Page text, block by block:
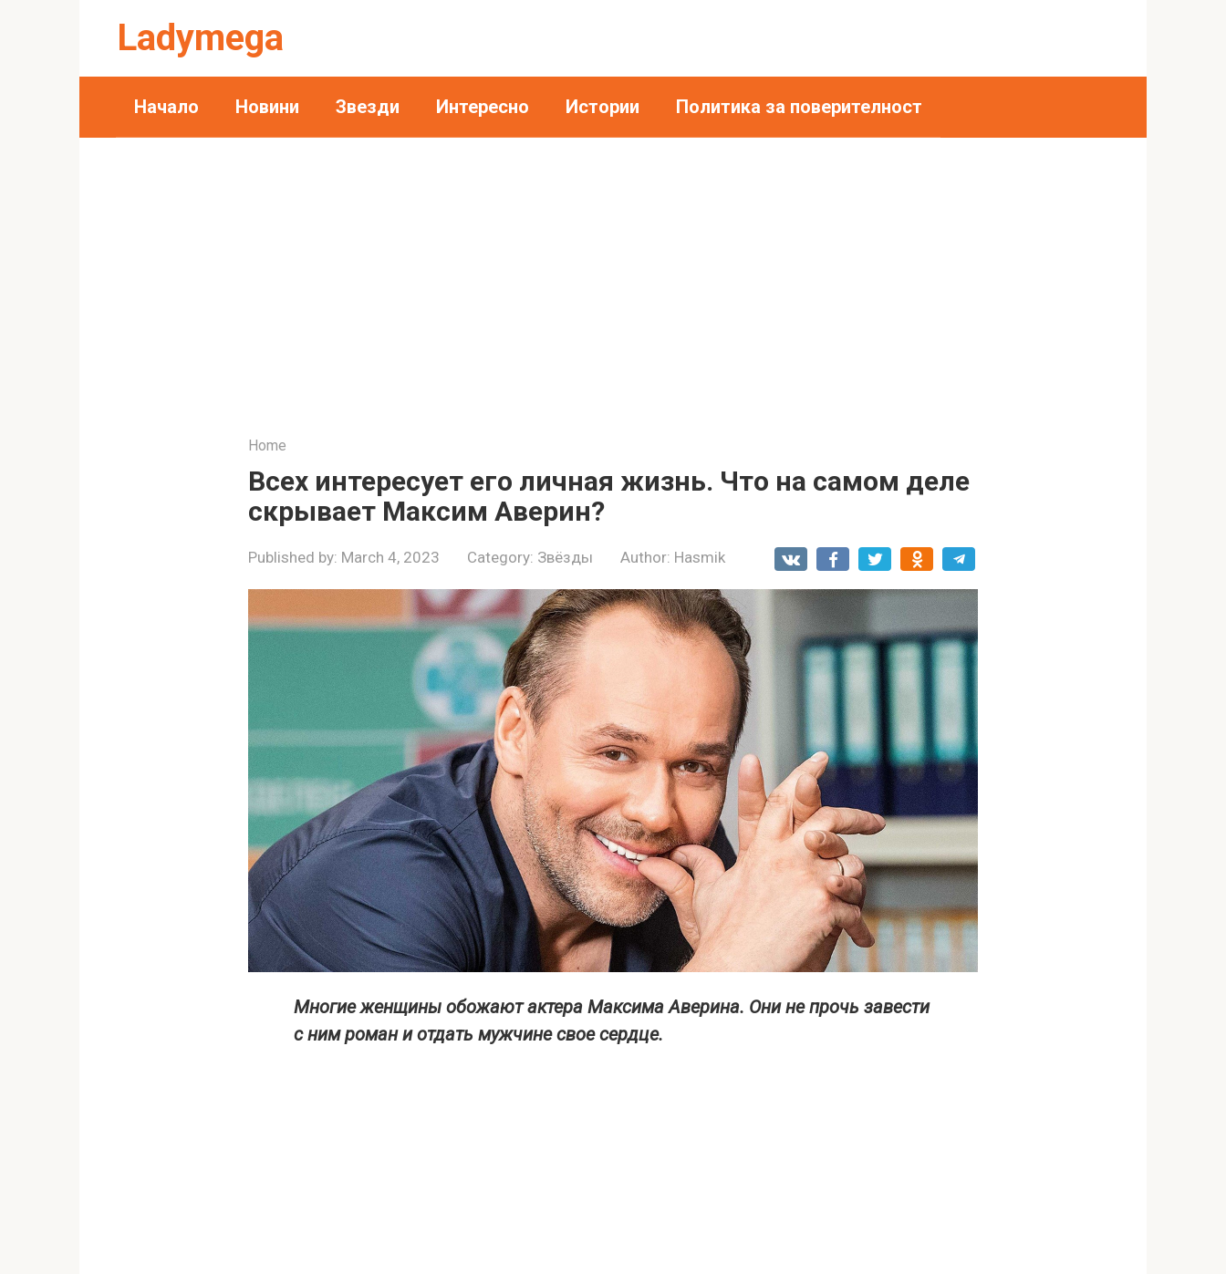
Ladymega
Начало Новини Звезди Интересно Истории Политика за поверителност
Home
Всех интересует его личная жизнь. Что на самом деле
скрывает Максим Аверин?
Published by: March 4, 2023 Category: Звёзды Author: Hasmik
Многие женщины обожают актера Максима Аверина. Они не прочь завести
с ним роман и отдать мужчине свое сердце.